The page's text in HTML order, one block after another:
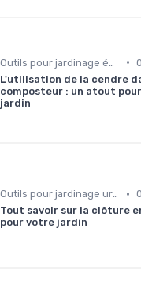
•
L'utilisation de la cendre
composteur : un atout
jardin
Outils pour jardinage urbain •
Tout savoir sur la clôture
pour votre jardin